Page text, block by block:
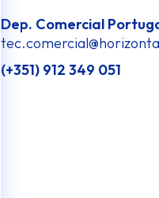
Dep. Comercial
(+351) 912 349 051